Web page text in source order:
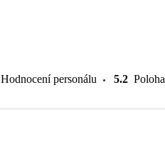
Hodnocení personálu 5.2 Poloha